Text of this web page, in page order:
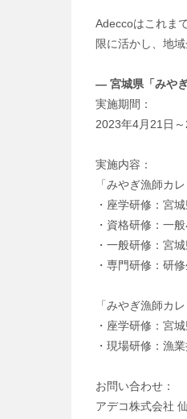
Adeccoはこれま
限に活かし、地
― 宮城県「みや
実施期間：
2023年4月21日
実施内容：
「みやぎ漁師カ
・座学研修：宮
・資格研修：一
・一般研修：宮
・専門研修：研
「みやぎ漁師カ
・座学研修：宮
・現場研修：漁
お問い合わせ：
アデコ株式会社